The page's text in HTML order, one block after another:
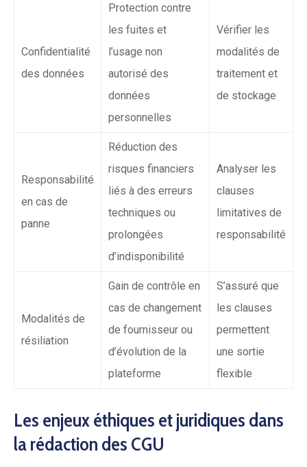
Confidentialité
des données
Protection contre
les fuites et
l’usage non
autorisé des
données
personnelles
Vérifier les
modalités de
traitement et
de stockage
Responsabilité
en cas de
panne
Réduction des
risques financiers
liés à des erreurs
techniques ou
prolongées
d’indisponibilité
Analyser les
clauses
limitatives de
responsabilité
Modalités de
résiliation
Gain de contrôle en
cas de changement
de fournisseur ou
d’évolution de la
plateforme
S’assuré que
les clauses
permettent
une sortie
flexible
Les enjeux éthiques et juridiques dans
la rédaction des CGU